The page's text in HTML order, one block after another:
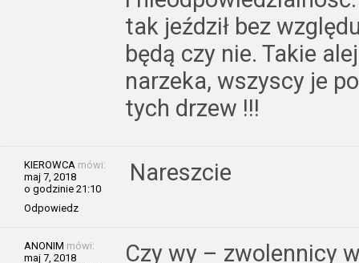
tak jeździł bez
będą czy nie. Takie
narzeka, wszyscy je
tych drzew !!!
KIEROWCA mówi:
maj 7, 2018
o godzinie 21:10
Odpowiedz
Nareszcie
ANONIM mówi:
maj 7, 2018
Czy wy – zwolennicy